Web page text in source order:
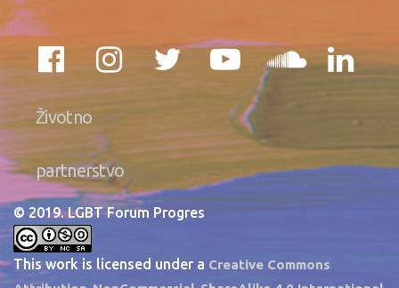
Životno
partnerstvo
© 2019. LGBT Forum Progres
This work is licensed under a Creative Commons